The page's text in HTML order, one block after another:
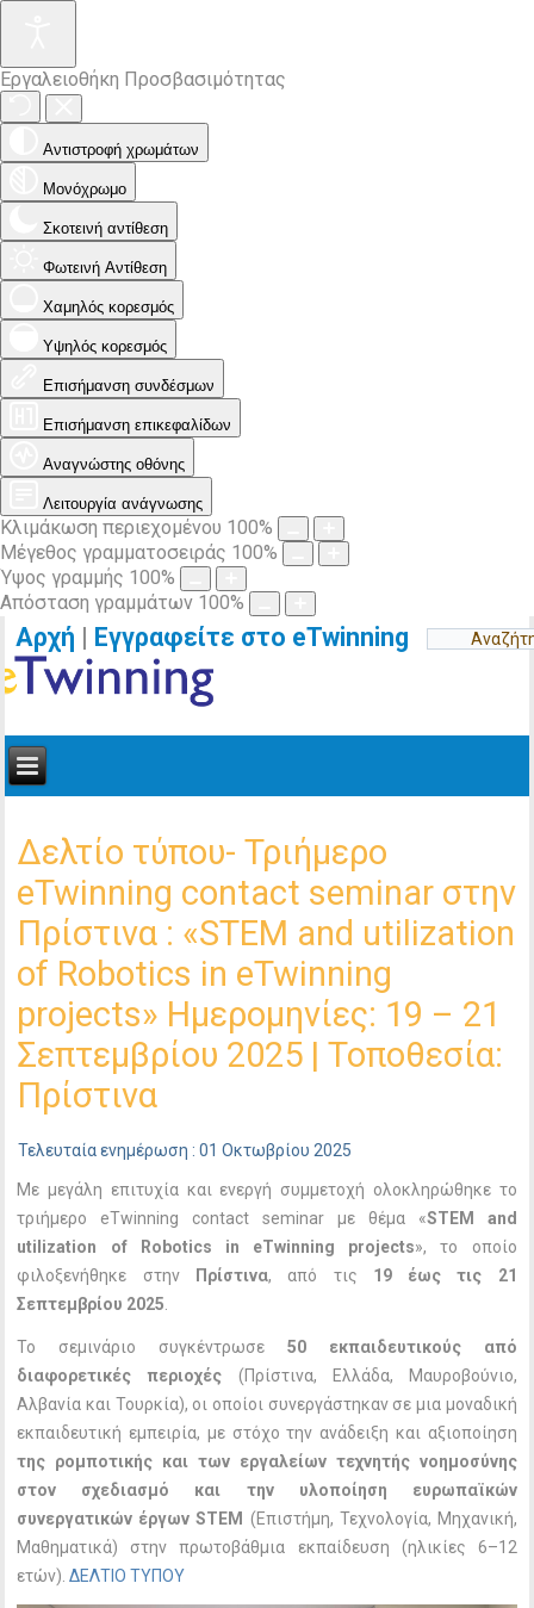
Εργαλειοθήκη Προσβασιμότητας
Αντιστροφή χρωμάτων
Μονόχρωμο
Σκοτεινή αντίθεση
Φωτεινή Αντίθεση
Χαμηλός κορεσμός
Υψηλός κορεσμός
Επισήμανση συνδέσμων
Επισήμανση επικεφαλίδων
Αναγνώστης οθόνης
Λειτουργία ανάγνωσης
Κλιμάκωση περιεχομένου 100%
Μέγεθος γραμματοσειράς 100%
Ύψος γραμμής 100%
Απόσταση γραμμάτων 100%
Αρχή | Εγγραφείτε στο eTwinning
Δελτίο τύπου- Τριήμερο
eTwinning contact seminar στην
Πρίστινα : «STEM and utilization
of Robotics in eTwinning
projects» Ημερομηνίες: 19 – 21
Σεπτεμβρίου 2025 | Τοποθεσία:
Πρίστινα
Τελευταία ενημέρωση : 01 Οκτωβρίου 2025
Με μεγάλη επιτυχία και ενεργή συμμετοχή ολοκληρώθηκε το
τριήμερο eTwinning contact seminar με θέμα «STEM
and
utilization
of Robotics in eTwinning projects», το οποίο
φιλοξενήθηκε στην
Πρίστινα, από τις 19 έως τις 21
Σεπτεμβρίου 2025
Το σεμινάριο συγκέντρωσε 50 εκπαιδευτικούς από
διαφορετικές περιοχές (Πρίστινα, Ελλάδα, Μαυροβούνιο,
Αλβανία και Τουρκία), οι οποίοι συνεργάστηκαν σε μια μοναδική
εκπαιδευτική εμπειρία, με στόχο την ανάδειξη και αξιοποίηση
της ρομποτικής και των εργαλείων τεχνητής νοημοσύνης
στον σχεδιασμό και την υλοποίηση ευρωπαϊκών
συνεργατικών έργων STEM (Επιστήμη, Τεχνολογία, Μηχανική,
Μαθηματικά) στην πρωτοβάθμια εκπαίδευση (ηλικίες 6–12
ετών).ΔΕΛΤΙΟ ΤΥΠΟΥ